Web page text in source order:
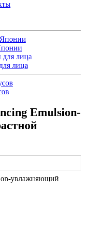
лица
Emulsion-